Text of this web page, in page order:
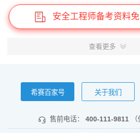
安全工程师备考资料
查看更多
希赛百家号 关于我们
售前电话： 400-111-9811